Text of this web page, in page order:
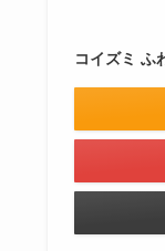
コイズミ ふ